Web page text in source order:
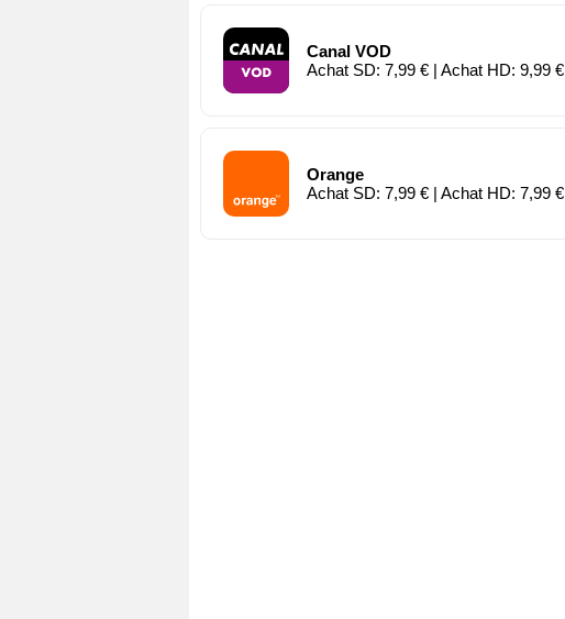
Canal VOD
Achat SD: 7,99 € | Achat HD: 9,99 €
Orange
Achat SD: 7,99 € | Achat HD: 7,99 €